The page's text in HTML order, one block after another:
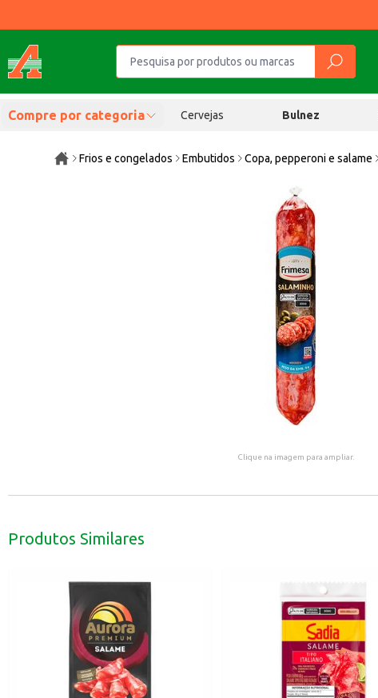
Compre por categoria Cervejas Bulnez
Frios e congelados Embutidos Copa, pepperoni e salame
Clique na imagem para ampliar.
Produtos Similares